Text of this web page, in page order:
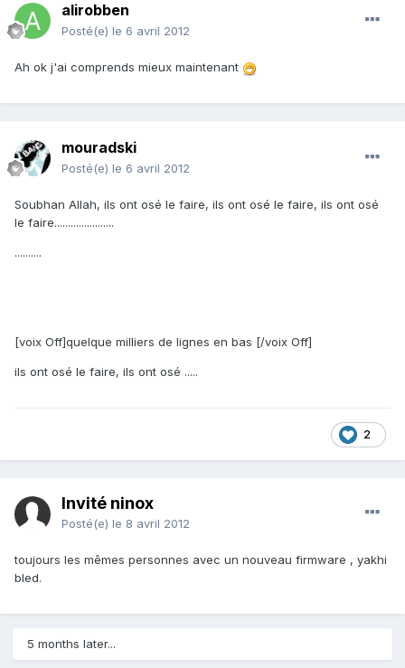
alirobben
Posté(e) le 6 avril 2012
Ah ok j'ai comprends mieux maintenant
mouradski
Posté(e) le 6 avril 2012
Soubhan Allah, ils ont osé le faire, ils ont osé le faire, ils ont osé
le faire......................
..........
[voix Off]quelque milliers de lignes en bas [/voix Off]
ils ont osé le faire, ils ont osé .....
2
Invité ninox
Posté(e) le 8 avril 2012
toujours les mêmes personnes avec un nouveau firmware , yakhi
bled.
5 months later...